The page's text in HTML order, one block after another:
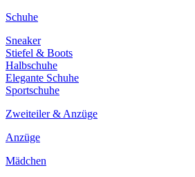
Schuhe
Sneaker
Stiefel & Boots
Halbschuhe
Elegante Schuhe
Sportschuhe
Zweiteiler & Anzüge
Anzüge
Mädchen